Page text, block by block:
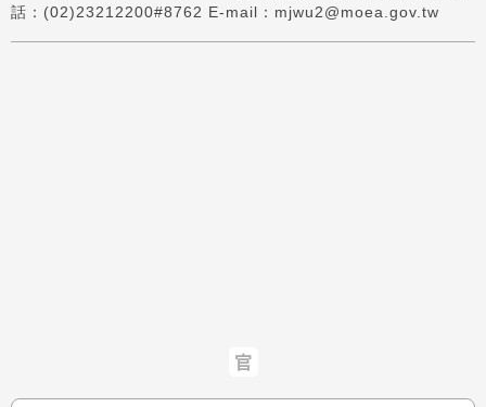
話：(02)23212200#8762 E-mail：mjwu2@moea.gov.tw
官